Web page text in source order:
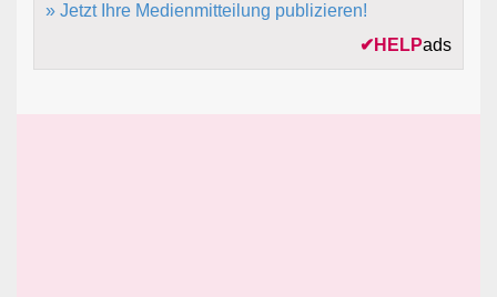
» Jetzt Ihre Medienmitteilung publizieren!
✔ HELPads